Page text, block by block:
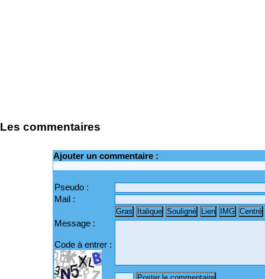
Les commentaires
Ajouter un commentaire :
Pseudo :
Mail :
Message :
Code à entrer :